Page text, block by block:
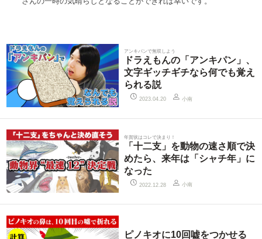
アンキパンで無双しよう
ドラえもんの「アンキパン」、
文字ギッチギチなら何でも覚え
られる説
2023.04.20 小南
年賀状はコレで決まり！
「十二支」を動物の速さ順で決
めたら、来年は「シャチ年」に
なった
2022.12.28 小南
ピノキオに10回嘘をつかせる